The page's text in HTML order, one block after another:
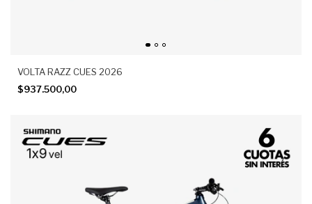
VOLTA RAZZ CUES 2026
$937.500,00